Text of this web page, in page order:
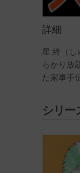
詳細
星 終（し
らかり放
た家事手
シリー